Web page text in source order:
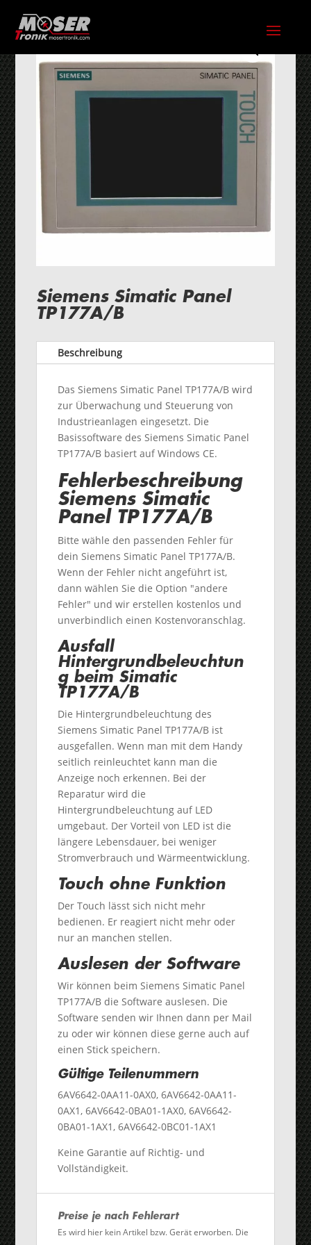
Siemens Simatic Panel
TP177A/B
Beschreibung
Das Siemens Simatic Panel TP177A/B wird
zur Überwachung und Steuerung von
Industrieanlagen eingesetzt. Die
Basissoftware des Siemens Simatic Panel
TP177A/B basiert auf Windows CE.
Fehlerbeschreibung
Siemens Simatic
Panel TP177A/B
Bitte wähle den passenden Fehler für
dein Siemens Simatic Panel TP177A/B.
Wenn der Fehler nicht angeführt ist,
dann wählen Sie die Option "andere
Fehler" und wir erstellen kostenlos und
unverbindlich einen Kostenvoranschlag.
Ausfall
Hintergrundbeleuchtun
g beim Simatic
TP177A/B
Die Hintergrundbeleuchtung des
Siemens Simatic Panel TP177A/B ist
ausgefallen. Wenn man mit dem Handy
seitlich reinleuchtet kann man die
Anzeige noch erkennen. Bei der
Reparatur wird die
Hintergrundbeleuchtung auf LED
umgebaut. Der Vorteil von LED ist die
längere Lebensdauer, bei weniger
Stromverbrauch und Wärmeentwicklung.
Touch ohne Funktion
Der Touch lässt sich nicht mehr
bedienen. Er reagiert nicht mehr oder
nur an manchen stellen.
Auslesen der Software
Wir können beim Siemens Simatic Panel
TP177A/B die Software auslesen. Die
Software senden wir Ihnen dann per Mail
zu oder wir können diese gerne auch auf
einen Stick speichern.
Gültige Teilenummern
6AV6642-0AA11-0AX0, 6AV6642-0AA11-
0AX1, 6AV6642-0BA01-1AX0, 6AV6642-
0BA01-1AX1, 6AV6642-0BC01-1AX1
Keine Garantie auf Richtig- und
Vollständigkeit.
Preise je nach Fehlerart
Es wird hier kein Artikel bzw. Gerät erworben. Die